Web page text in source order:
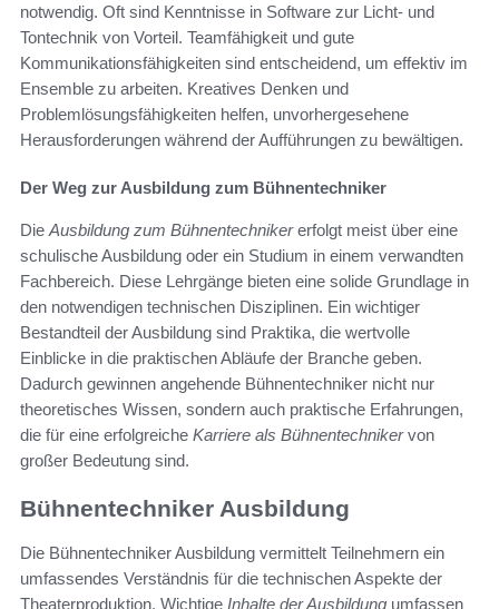
notwendig. Oft sind Kenntnisse in Software zur Licht- und
Tontechnik von Vorteil. Teamfähigkeit und gute
Kommunikationsfähigkeiten sind entscheidend, um effektiv im
Ensemble zu arbeiten. Kreatives Denken und
Problemlösungsfähigkeiten helfen, unvorhergesehene
Herausforderungen während der Aufführungen zu bewältigen.
Der Weg zur Ausbildung zum Bühnentechniker
Die Ausbildung zum Bühnentechnikererfolgt meist über eine
schulische Ausbildung oder ein Studium in einem verwandten
Fachbereich. Diese Lehrgänge bieten eine solide Grundlage in
den notwendigen technischen Disziplinen. Ein wichtiger
Bestandteil der Ausbildung sind Praktika, die wertvolle
Einblicke in die praktischen Abläufe der Branche geben.
Dadurch gewinnen angehende Bühnentechniker nicht nur
theoretisches Wissen, sondern auch praktische Erfahrungen,
die für eine erfolgreiche Karriere als Bühnentechnikervon
großer Bedeutung sind.
Bühnentechniker Ausbildung
Die Bühnentechniker Ausbildung vermittelt Teilnehmern ein
umfassendes Verständnis für die technischen Aspekte der
Theaterproduktion. Wichtige Inhalte der Ausbildung umfassen